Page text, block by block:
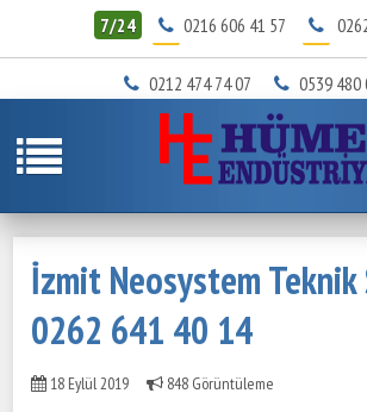
7/24 0216 606 41 57
0212 474 74 07 0539 480
İzmit Neosystem Teknik
0262 641 40 14
18 Eylül 2019 848 Görüntüleme